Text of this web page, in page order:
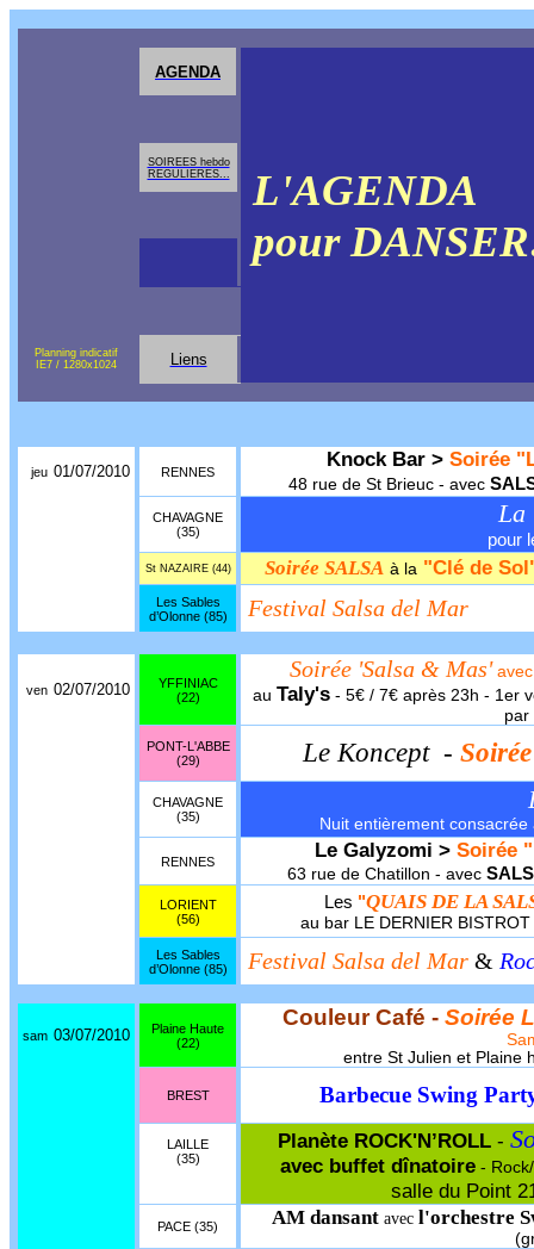
AGENDA
L'AGENDA
pour
SOIREES hebdo
REGULIERES...
Planning indicatif
IE7 / 1280x1024
Liens
jeu 01/07/2010 RENNES
Knock Bar > Soirée
48 rue de St Brieuc - avec
CHAVAGNE
(35)
La
pour
St NAZAIRE (44) Soirée SALSA à la "Clé de
Les Sables
d’Olonne (85)
Festival Salsa del Mar
ven 02/07/2010
YFFINIAC
(22)
Soirée 'Salsa & Mas'
au Taly's - 5€ / 7€ après 23h - 1er
par
PONT-L'ABBE
(29)
Le Koncept -
CHAVAGNE
(35)
Nuit entièrement
RENNES Le Galyzomi > Soirée
63 rue de Chatillon - avec
LORIENT
(56)
Les "QUAIS DE LA
au bar LE DERNIER
Les Sables
d’Olonne (85)
Festival Salsa del Mar &
sam 03/07/2010
Plaine Haute
(22)
Couleur Café - Soirée
entre St Julien et Plaine
BREST Barbecue Swing
LAILLE
(35)
Planète ROCK'N’ROLL -
avec buffet dînatoire -
salle du Point
PACE (35) AM dansant avec l'orchestre